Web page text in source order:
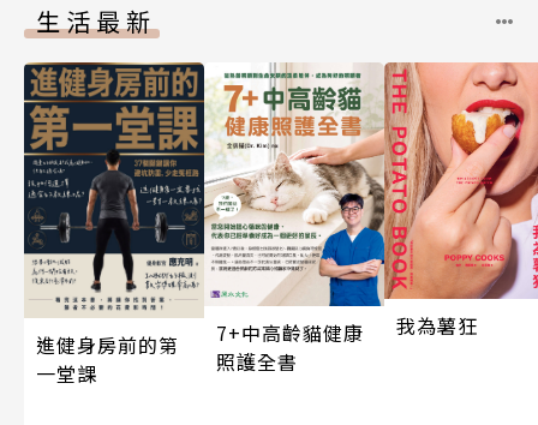
生活最新
進健身房前的第
一堂課
7+中高齡貓健康
照護全書
我為薯狂